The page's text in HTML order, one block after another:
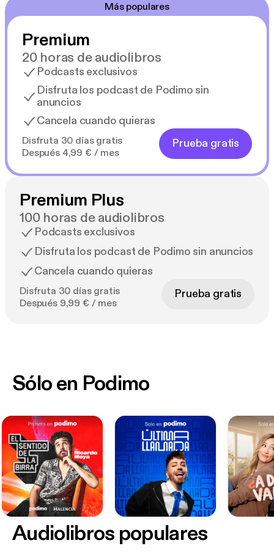
Más populares
Premium
20 horas de audiolibros
Podcasts exclusivos
Disfruta los podcast de Podimo sin
anuncios
Cancela cuando quieras
Disfruta 30 días gratis
Después 4,99 € / mes
Prueba gratis
Premium Plus
100 horas de audiolibros
Podcasts exclusivos
Disfruta los podcast de Podimo sin anuncios
Cancela cuando quieras
Disfruta 30 días gratis
Después 9,99 € / mes
Prueba gratis
Sólo en Podimo
Audiolibros populares